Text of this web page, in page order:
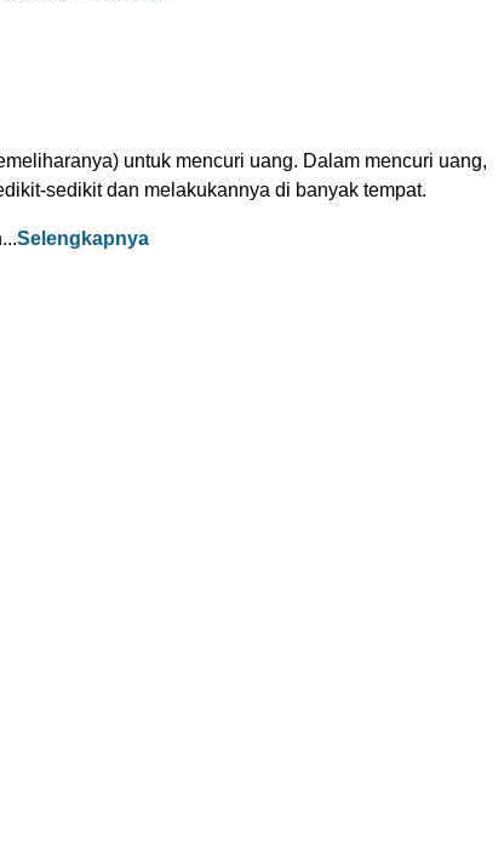
untuk mencuri uang. Dalam mencuri uang,
sedikit dan melakukannya di banyak tempat.
Selengkapnya